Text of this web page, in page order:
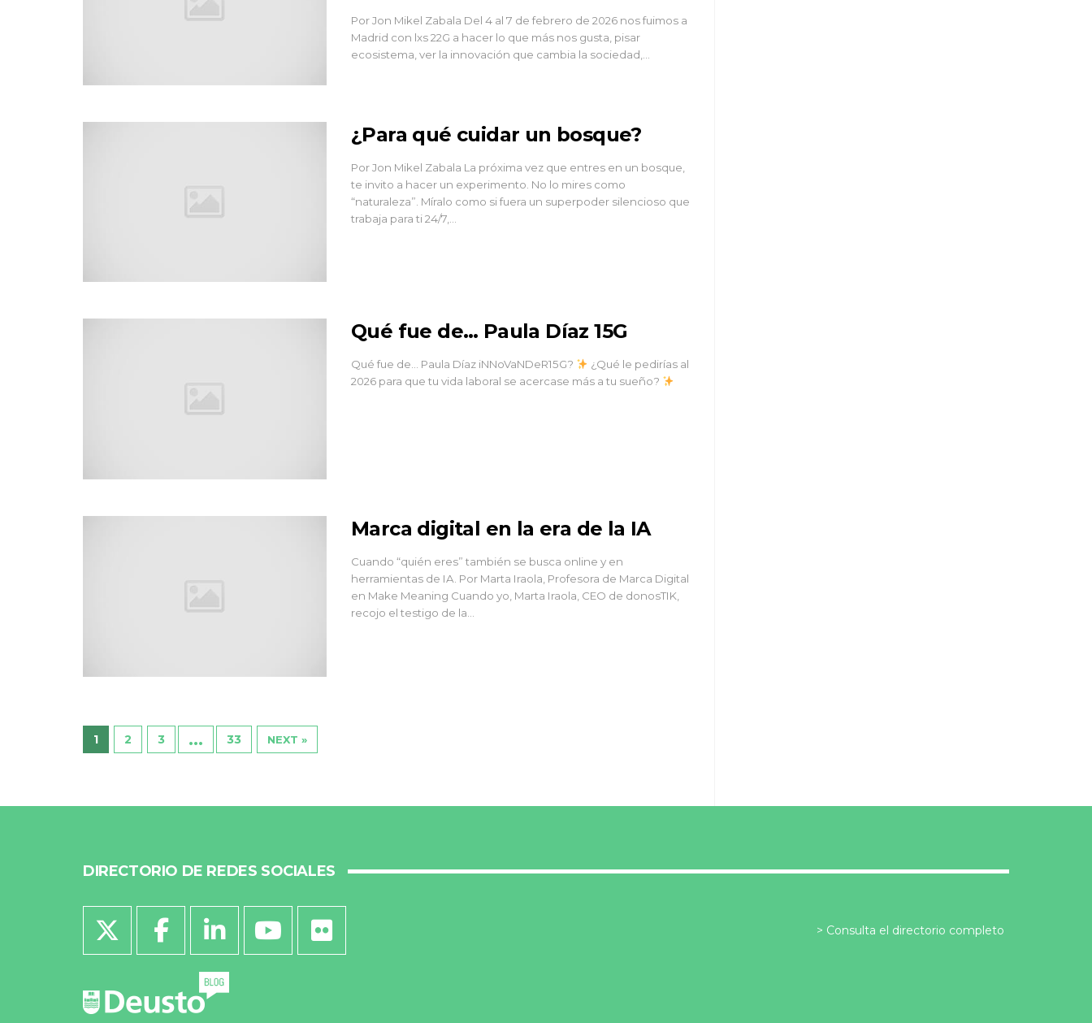
Por Jon Mikel Zabala Del 4 al 7 de febrero de 2026 nos fuimos a
Madrid con lxs 22G a hacer lo que más nos gusta, pisar
ecosistema, ver la innovación que cambia la sociedad,...
¿Para qué cuidar un bosque?
Por Jon Mikel Zabala La próxima vez que entres en un bosque,
te invito a hacer un experimento. No lo mires como
“naturaleza”. Míralo como si fuera un superpoder silencioso que
trabaja para ti 24/7,...
Qué fue de… Paula Díaz 15G
Qué fue de… Paula Díaz iNNoVaNDeR15G?
¿Qué le pedirías al
2026 para que tu vida laboral se acercase más a tu sueño?
Marca digital en la era de la IA
Cuando “quién eres” también se busca online y en
herramientas de IA. Por Marta Iraola, Profesora de Marca Digital
en Make Meaning Cuando yo, Marta Iraola, CEO de donosTIK,
recojo el testigo de la...
1 2 3 … 33 NEXT »
DIRECTORIO DE REDES SOCIALES
Consulta el directorio completo